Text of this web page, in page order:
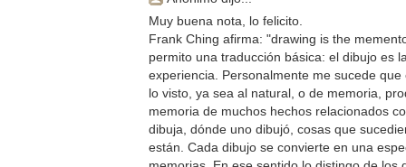
Muy buena nota, lo felicito.
Frank Ching afirma: "drawing is the
permito una traducción básica: el dibujo es
experiencia. Personalmente me sucede
lo visto, ya sea al natural, o de memoria,
memoria de muchos hechos relacionados
dibuja, dónde uno dibujó, cosas que
están. Cada dibujo se convierte en una